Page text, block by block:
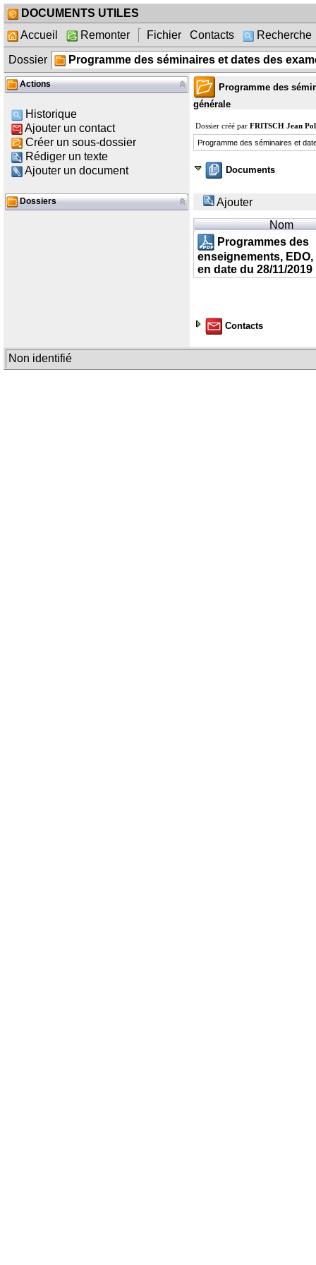
DOCUMENTS UTILES
Accueil
Remonter Fichier Contacts Recherche
Dossier Programme des séminaires et dates des
Actions
Historique
Ajouter un contact
Créer un sous-dossier
Rédiger un texte
Ajouter un document
Dossiers
Programme des
générale
Dossier créé par FRITSCH Jean Pol
Programme des séminaires et
Documents
Ajouter
Nom
Programmes des
enseignements,
en date du 28/11/2019
Contacts
Non identifié